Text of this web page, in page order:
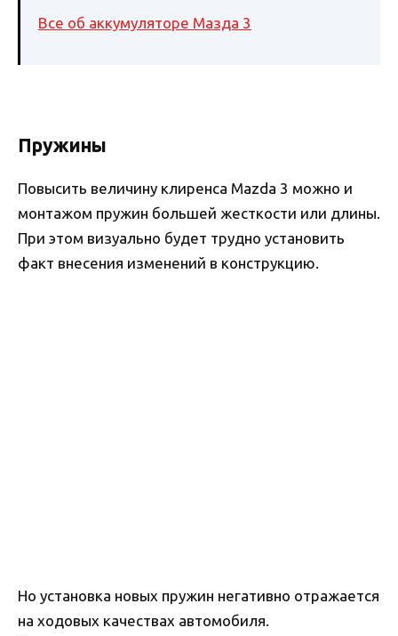
Все об аккумуляторе Мазда 3
Пружины
Повысить величину клиренса Mazda 3 можно и
монтажом пружин большей жесткости или длины.
При этом визуально будет трудно установить
факт внесения изменений в конструкцию.
Но установка новых пружин негативно отражается
на ходовых качествах автомобиля.